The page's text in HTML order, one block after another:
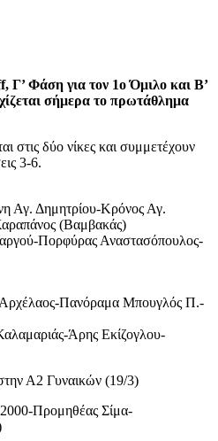
Γ’ Φάση για τον 1ο Όμιλο και Β’
σήμερα το πρωτάθλημα
στις δύο νίκες και συμμετέχουν
3-6.
Αγ. Δημητρίου-Κρόνος Αγ.
(Βαμβακάς)
Πορφύρας Αναστασόπουλος-
Αρχέλαος-Πανόραμα Μπουγλός Π.-
Άρης Εκίζογλου-
Α2 Γυναικών (19/3)
Προμηθέας Σίμα-